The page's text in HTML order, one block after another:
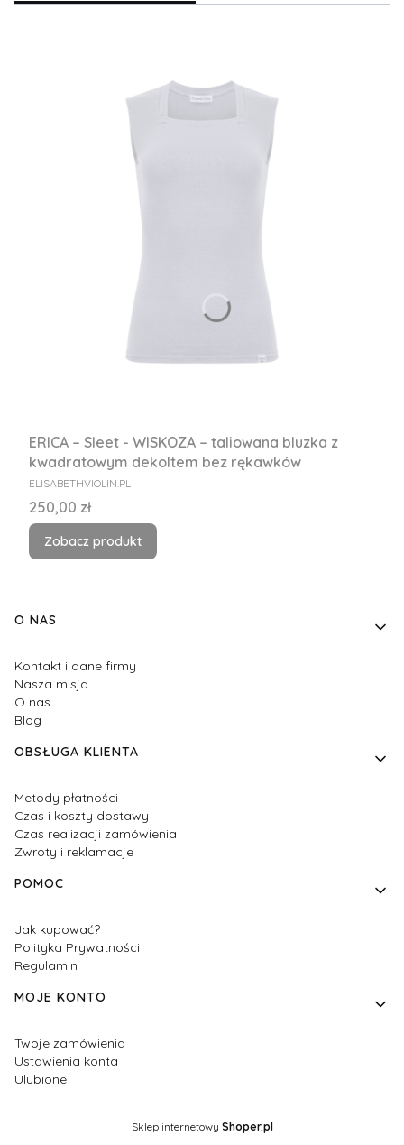
ERICA – Sleet - WISKOZA – taliowana bluzka z
kwadratowym dekoltem bez rękawków
PRODUCENT
ELISABETHVIOLIN.PL
Cena
250,00 zł
Zobacz produkt
Linki w stopce
O NAS
Kontakt i dane firmy
Nasza misja
O nas
Blog
OBSŁUGA KLIENTA
Metody płatności
Czas i koszty dostawy
Czas realizacji zamówienia
Zwroty i reklamacje
POMOC
Jak kupować?
Polityka Prywatności
Regulamin
MOJE KONTO
Twoje zamówienia
Ustawienia konta
Ulubione
Sklep internetowy Shoper.pl